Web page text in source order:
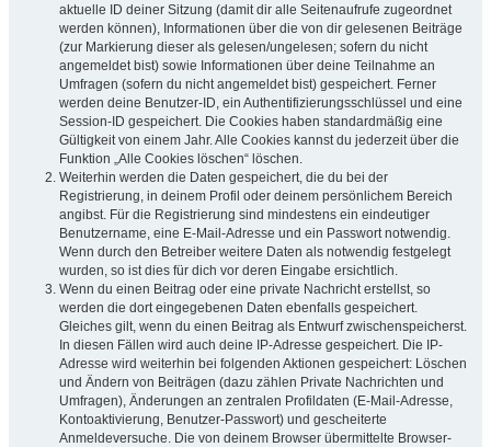
aktuelle ID deiner Sitzung (damit dir alle Seitenaufrufe zugeordnet
werden können), Informationen über die von dir gelesenen Beiträge
(zur Markierung dieser als gelesen/ungelesen; sofern du nicht
angemeldet bist) sowie Informationen über deine Teilnahme an
Umfragen (sofern du nicht angemeldet bist) gespeichert. Ferner
werden deine Benutzer-ID, ein Authentifizierungsschlüssel und eine
Session-ID gespeichert. Die Cookies haben standardmäßig eine
Gültigkeit von einem Jahr. Alle Cookies kannst du jederzeit über die
Funktion „Alle Cookies löschen“ löschen.
Weiterhin werden die Daten gespeichert, die du bei der
Registrierung, in deinem Profil oder deinem persönlichem Bereich
angibst. Für die Registrierung sind mindestens ein eindeutiger
Benutzername, eine E-Mail-Adresse und ein Passwort notwendig.
Wenn durch den Betreiber weitere Daten als notwendig festgelegt
wurden, so ist dies für dich vor deren Eingabe ersichtlich.
Wenn du einen Beitrag oder eine private Nachricht erstellst, so
werden die dort eingegebenen Daten ebenfalls gespeichert.
Gleiches gilt, wenn du einen Beitrag als Entwurf zwischenspeicherst.
In diesen Fällen wird auch deine IP-Adresse gespeichert. Die IP-
Adresse wird weiterhin bei folgenden Aktionen gespeichert: Löschen
und Ändern von Beiträgen (dazu zählen Private Nachrichten und
Umfragen), Änderungen an zentralen Profildaten (E-Mail-Adresse,
Kontoaktivierung, Benutzer-Passwort) und gescheiterte
Anmeldeversuche. Die von deinem Browser übermittelte Browser-